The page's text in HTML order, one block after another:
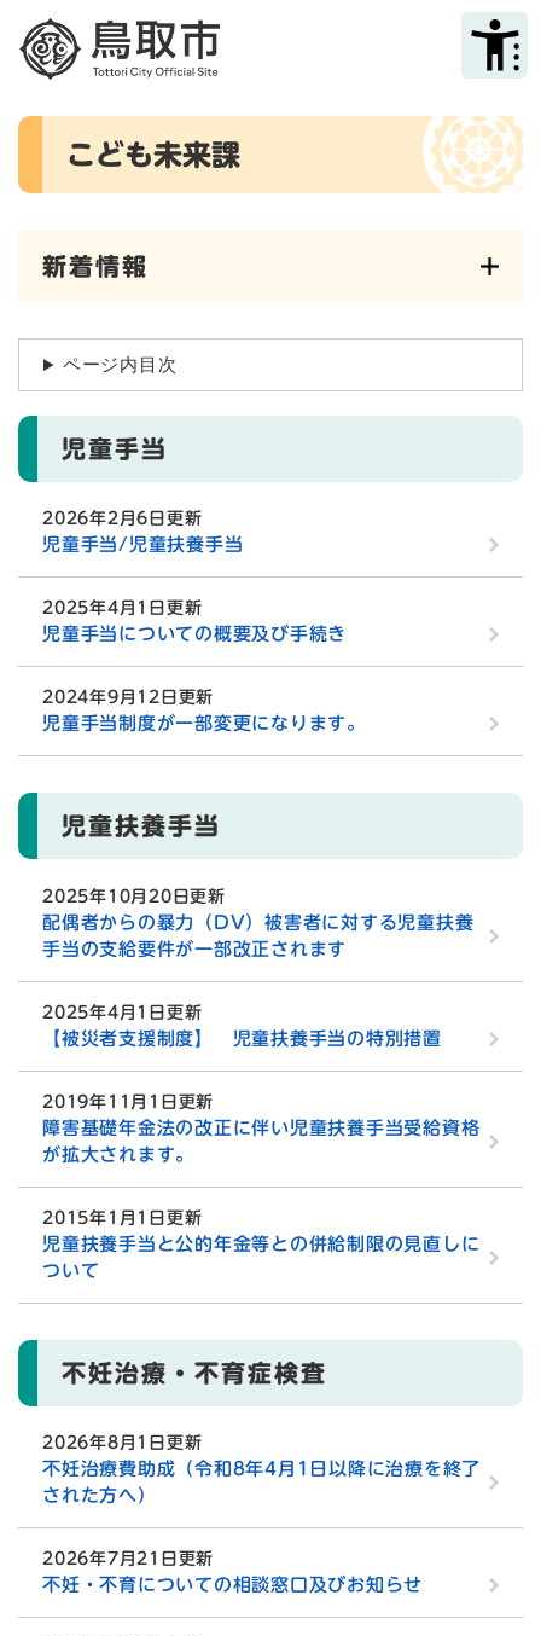
メニューを飛ばして本文へ
本
こども未来課
新着情報
ページ内目次
児童手当
2026年2月6日更新
児童手当/児童扶養手当
2025年4月1日更新
児童手当についての概要及び手続き
2024年9月12日更新
児童手当制度が一部変更になります。
児童扶養手当
2025年10月20日更新
配偶者からの暴力（DV）被害者に対する児童扶養
手当の支給要件が一部改正されます
2025年4月1日更新
【被災者支援制度】 児童扶養手当の特別措置
2019年11月1日更新
障害基礎年金法の改正に伴い児童扶養手当受給資格
が拡大されます。
2015年1月1日更新
児童扶養手当と公的年金等との併給制限の見直しに
ついて
不妊治療・不育症検査
2026年8月1日更新
不妊治療費助成（令和8年4月1日以降に治療を終了
された方へ）
2026年7月21日更新
不妊・不育についての相談窓口及びお知らせ